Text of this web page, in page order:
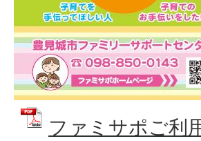
ファミサポご利